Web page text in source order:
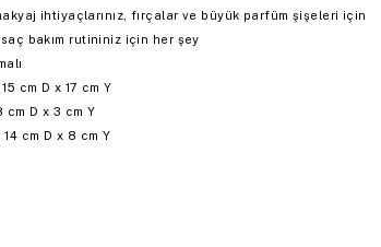
ihtiyaçlarınız, fırçalar ve büyük parfüm şişeleri için
bakım rutininiz için her şey
cm D x 17 cm Y
cm D x 3 cm Y
cm D x 8 cm Y